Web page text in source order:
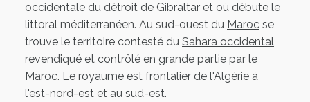
occidentale du détroit de Gibraltar et où débute le
littoral méditerranéen. Au sud-ouest du Maroc se
trouve le territoire contesté du Sahara occidental,
revendiqué et contrôlé en grande partie par le
Maroc. Le royaume est frontalier de l'Algérie à
l'est-nord-est et au sud-est.